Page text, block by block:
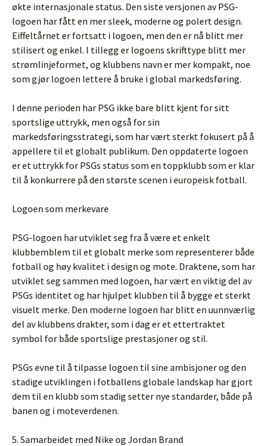
økte internasjonale status. Den siste versjonen av PSG-
logoen har fått en mer sleek, moderne og polert design.
Eiffeltårnet er fortsatt i logoen, men den er nå blitt mer
stilisert og enkel. I tillegg er logoens skrifttype blitt mer
strømlinjeformet, og klubbens navn er mer kompakt, noe
som gjør logoen lettere å bruke i global markedsføring.
I denne perioden har PSG ikke bare blitt kjent for sitt
sportslige uttrykk, men også for sin
markedsføringsstrategi, som har vært sterkt fokusert på å
appellere til et globalt publikum. Den oppdaterte logoen
er et uttrykk for PSGs status som en toppklubb som er klar
til å konkurrere på den største scenen i europeisk fotball.
Logoen som merkevare
PSG-logoen har utviklet seg fra å være et enkelt
klubbemblem til et globalt merke som representerer både
fotball og høy kvalitet i design og mote. Draktene, som har
utviklet seg sammen med logoen, har vært en viktig del av
PSGs identitet og har hjulpet klubben til å bygge et sterkt
visuelt merke. Den moderne logoen har blitt en uunnværlig
del av klubbens drakter, som i dag er et ettertraktet
symbol for både sportslige prestasjoner og stil.
PSGs evne til å tilpasse logoen til sine ambisjoner og den
stadige utviklingen i fotballens globale landskap har gjort
dem til en klubb som stadig setter nye standarder, både på
banen og i moteverdenen.
5. Samarbeidet med Nike og Jordan Brand